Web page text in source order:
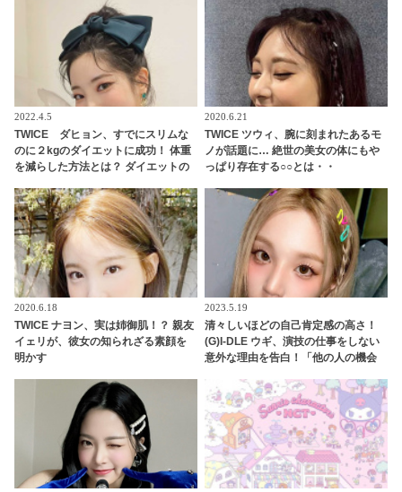
地主になるってホント？
2022.4.5
TWICE ダヒョン、すでにスリムな
のに２kgのダイエットに成功！ 体重
を減らした方法とは？ ダイエットの
2020.6.21
TWICE ツウィ、腕に刻まれたあるモ
ノが話題に… 絶世の美女の体にもや
っぱり存在する○○とは・・
2020.6.18
TWICE ナヨン、実は姉御肌！？ 親友
イェリが、彼女の知られざる素顔を
明かす
2023.5.19
清々しいほどの自己肯定感の高さ！
(G)I-DLE ウギ、演技の仕事をしない
意外な理由を告白！「他の人の機会
絶大な自信に感心＆爆笑